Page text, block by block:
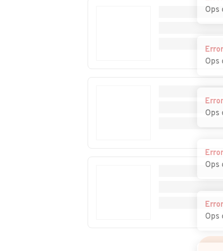
Ops
Error
Ops
Error
Ops
Error
Ops
Error
Ops